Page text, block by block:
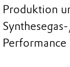
Produktion